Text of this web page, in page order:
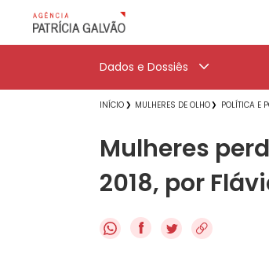
Dados e Dossiês
INÍCIO MULHERES DE OLHO POLÍTICA E
Mulheres
2018, por
f